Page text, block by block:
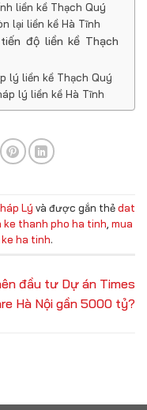
liền kề Thạch Quý
lại liền kề Hà Tĩnh
độ liền kề Thạch
lý liền kề Thạch Quý
lý liền kề Hà Tĩnh
Lý và được gắn thẻdat
ke thanh pho ha tinh mua
ha tinh.
đầu tư Dự án Times
Hà Nội gần 5000 tỷ?